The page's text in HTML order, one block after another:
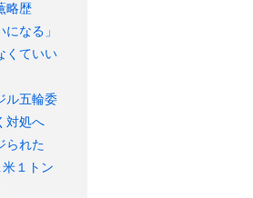
略歴
なる」
くていい
ル五輪委
対処へ
られた
１トン